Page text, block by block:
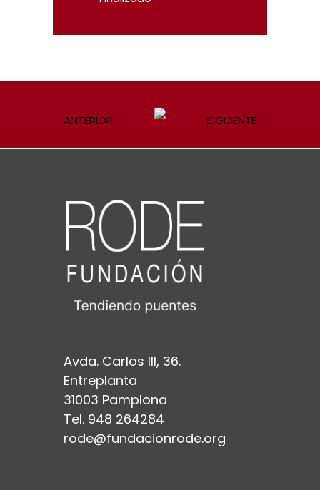
ANTERIOR SIGUIENTE
Avda. Carlos III, 36.
Entreplanta
31003 Pamplona
Tel. 948 264284
rode@fundacionrode.org